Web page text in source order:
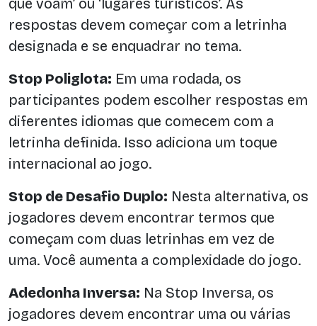
que voam’ ou ‘lugares turísticos’. As
respostas devem começar com a letrinha
designada e se enquadrar no tema.
Stop Poliglota: Em uma rodada, os
participantes podem escolher respostas em
diferentes idiomas que comecem com a
letrinha definida. Isso adiciona um toque
internacional ao jogo.
Stop de Desafio Duplo: Nesta alternativa, os
jogadores devem encontrar termos que
começam com duas letrinhas em vez de
uma. Você aumenta a complexidade do jogo.
Adedonha Inversa: Na Stop Inversa, os
jogadores devem encontrar uma ou várias